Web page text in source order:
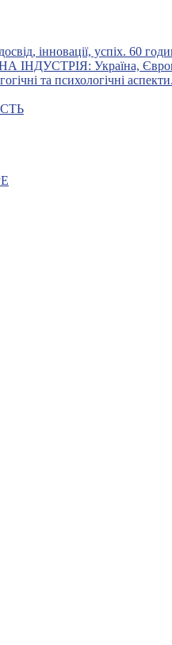
інновації, успіх. 60
Україна,
та психологічні